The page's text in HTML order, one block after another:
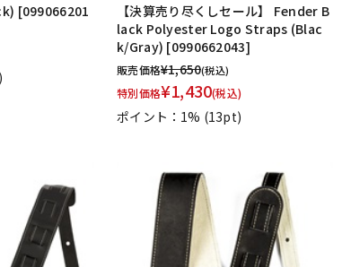
[099066201
【決算売り尽くしセール】 Fender B
lack Polyester Logo Straps (Blac
k/Gray) [0990662043]
販売価格¥1,650(税込)
特別価格¥1,430(税込)
ポイント：1% (13pt)